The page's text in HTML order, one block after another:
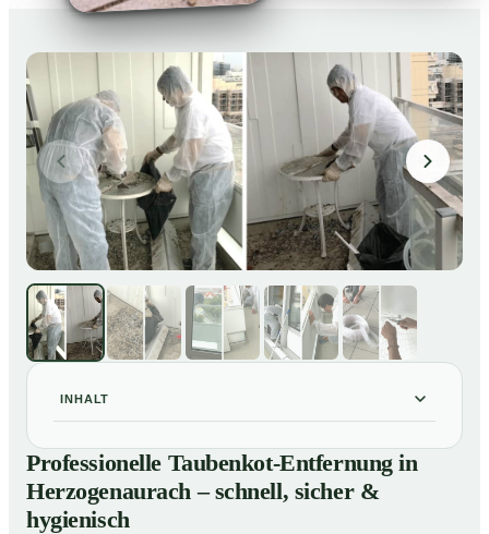
INHALT
01 Professionelle Taubenkot-Entfernung in
Herzogenaurach – schnell, sicher & hygienisch
02
Warum professionelle Taubenkot-Entfernung in
Herzogenaurach wichtig ist
Professionelle Taubenkot-Entfernung in
Herzogenaurach – schnell, sicher &
hygienisch